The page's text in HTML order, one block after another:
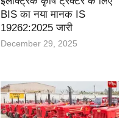
BIS का नया मानक IS
19262:2025 जारी
December 29, 2025